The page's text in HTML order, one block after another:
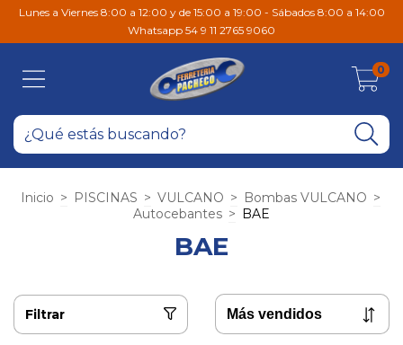
Lunes a Viernes 8:00 a 12:00 y de 15:00 a 19:00 - Sábados 8:00 a 14:00
Whatsapp 54 9 11 2765 9060
0
Inicio > PISCINAS > VULCANO > Bombas VULCANO >
Autocebantes > BAE
BAE
Filtrar